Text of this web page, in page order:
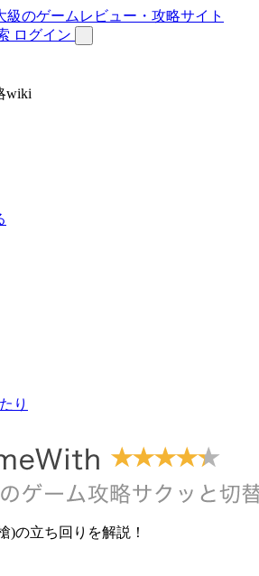
ログイン
wiki
り
)の立ち回りを解説！